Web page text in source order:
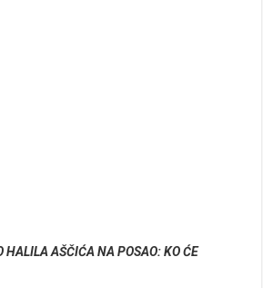
HALILA AŠČIĆA NA POSAO: KO ĆE